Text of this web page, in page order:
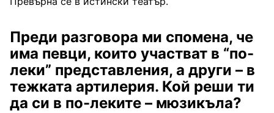
Преди разговора ми спомена, че
има певци, които участват в “по-
леки” представления, а други – в
тежката артилерия. Кой реши ти
да си в по-леките – мюзикъла?